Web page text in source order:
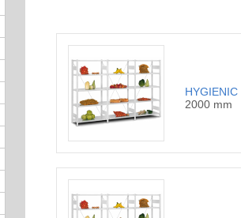
HYGIENIC
2000 mm